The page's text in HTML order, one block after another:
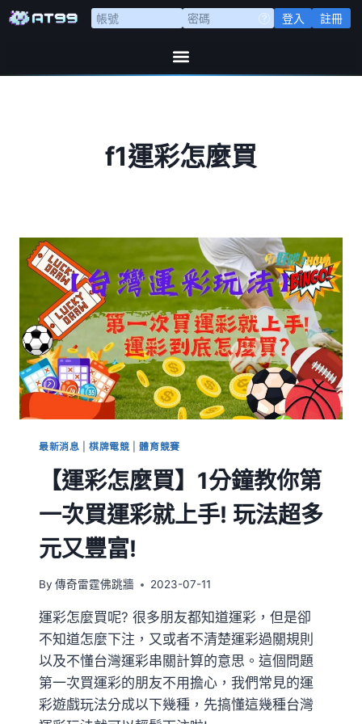
登入 註冊
f1運彩怎麼買
最新消息 |棋牌電競 |體育競賽
【運彩怎麼買】1分鐘教你第
一次買運彩就上手! 玩法超多
元又豐富!
By 傳奇雷霆佛跳牆 2023-07-11
運彩怎麼買呢? 很多朋友都知道運彩，但是卻
不知道怎麼下注，又或者不清楚運彩過關規則
以及不懂台灣運彩串關計算的意思。這個問題
第一次買運彩的朋友不用擔心，我們常見的運
彩遊戲玩法分成以下幾種，先搞懂這幾種台灣